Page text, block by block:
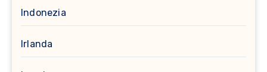
Indonezia
Irlanda